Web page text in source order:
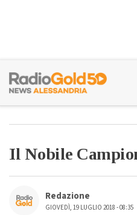
Il Nobile
Redazione
GIOVEDÌ, 19 LUGLIO 2018 - 08:35